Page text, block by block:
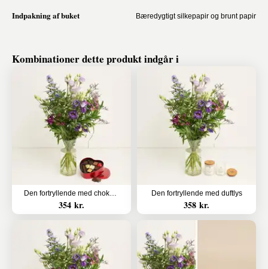
Indpakning af buket Bæredygtigt silkepapir og brunt papir
Kombinationer dette produkt indgår i
Den fortryllende med chokoladehjerte
354 kr.
Den fortryllende med duftlys
358 kr.